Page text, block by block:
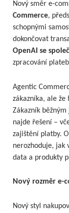
Nový směr e-
Commerce,
schopnými
dokončovat
OpenAI se
zpracování
Agentic
zákazníka, ale
Zákazník
najde řešení –
zajištění platby.
nerozhoduje, jak
data a produkty
Nový rozměr e-
Nový styl